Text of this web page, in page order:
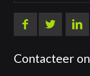
Contacteer